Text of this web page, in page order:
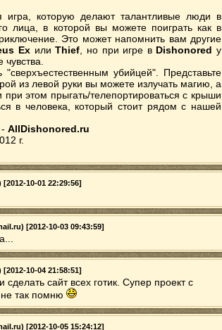
игра, которую делают талантливые люди в
лица, в которой вы можете поиграть как в
Это может напомнить вам другие
Ex илиThief , но при игре в Dishonored у
убийцей". Представьте
из левой руки вы можете излучать магию, а
при этом прыгать/телепортироваться с крыши
в человека, который стоит рядом с нашей
AllDishonored.ru
г.
[2012-10-01 22:29:56]
[2012-10-03 09:43:59]
[2012-10-04 21:58:51]
сайт всех готик. Супер проект с
так помню
[2012-10-05 15:24:12]